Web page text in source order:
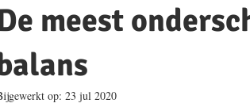
meest
op: 23 jul 2020